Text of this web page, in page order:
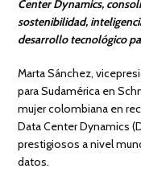
Center Dynamics,
sostenibilidad,
desarrollo tecnológico
Marta Sánchez,
para Sudamérica en
mujer colombiana en
Data Center Dynamics
prestigiosos a nivel
datos.